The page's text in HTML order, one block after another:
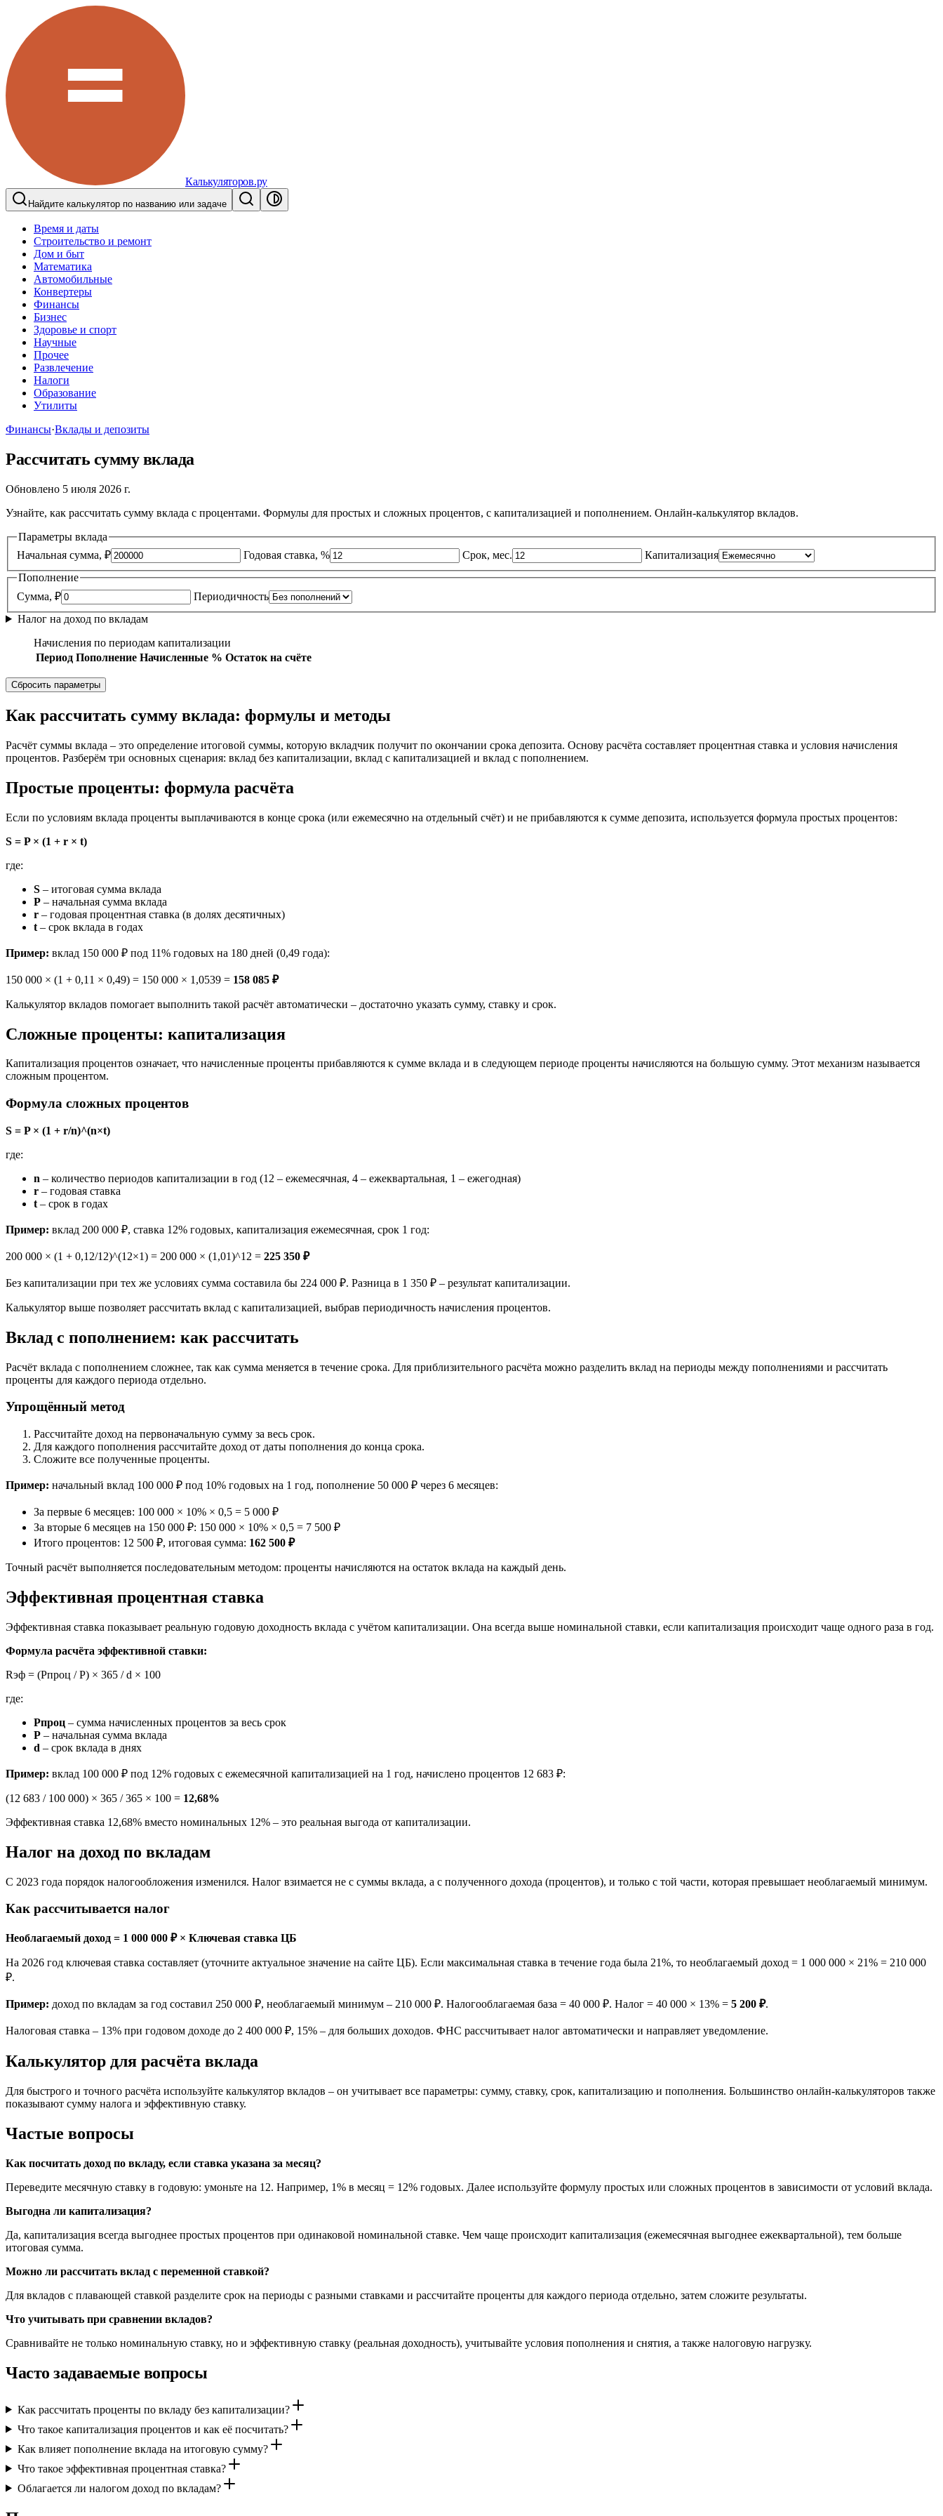
Калькуляторов.ру
Найдите калькулятор по названию или задаче
Время и даты
Строительство и ремонт
Дом и быт
Математика
Автомобильные
Конвертеры
Финансы
Бизнес
Здоровье и спорт
Научные
Прочее
Развлечение
Налоги
Образование
Утилиты
Финансы·Вклады и депозиты
Рассчитать сумму вклада
Обновлено 5 июля 2026 г.
Узнайте, как рассчитать сумму вклада с процентами. Формулы для простых и сложных процентов, с капитализацией и пополнением. Онлайн-калькулятор вкладов.
Параметры вклада
Начальная сумма, ₽
Годовая ставка, % Срок, мес.
Капитализация
Пополнение
Сумма, ₽
Периодичность
Налог на доход по вкладам
Начисления по периодам капитализации
Период Пополнение Начисленные % Остаток на счёте
Сбросить параметры
Как рассчитать сумму вклада: формулы и методы
Расчёт суммы вклада – это определение итоговой суммы, которую вкладчик получит по окончании срока депозита. Основу расчёта составляет процентная ставка и условия начисления
процентов. Разберём три основных сценария: вклад без капитализации, вклад с капитализацией и вклад с пополнением.
Простые проценты: формула расчёта
Если по условиям вклада проценты выплачиваются в конце срока (или ежемесячно на отдельный счёт) и не прибавляются к сумме депозита, используется формула простых процентов:
S = P × (1 + r × t)
где:
S – итоговая сумма вклада
P – начальная сумма вклада
r – годовая процентная ставка (в долях десятичных)
t – срок вклада в годах
Пример: вклад 150 000 ₽ под 11% годовых на 180 дней (0,49 года):
150 000 × (1 + 0,11 × 0,49) = 150 000 × 1,0539 = 158 085 ₽
Калькулятор вкладов помогает выполнить такой расчёт автоматически – достаточно указать сумму, ставку и срок.
Сложные проценты: капитализация
Капитализация процентов означает, что начисленные проценты прибавляются к сумме вклада и в следующем периоде проценты начисляются на большую сумму. Этот механизм называется
сложным процентом.
Формула сложных процентов
S = P × (1 + r/n)^(n×t)
где:
n – количество периодов капитализации в год (12 – ежемесячная, 4 – ежеквартальная, 1 – ежегодная)
r – годовая ставка
t – срок в годах
Пример: вклад 200 000 ₽, ставка 12% годовых, капитализация ежемесячная, срок 1 год:
200 000 × (1 + 0,12/12)^(12×1) = 200 000 × (1,01)^12 = 225 350 ₽
Без капитализации при тех же условиях сумма составила бы 224 000 ₽. Разница в 1 350 ₽ – результат капитализации.
Калькулятор выше позволяет рассчитать вклад с капитализацией, выбрав периодичность начисления процентов.
Вклад с пополнением: как рассчитать
Расчёт вклада с пополнением сложнее, так как сумма меняется в течение срока. Для приблизительного расчёта можно разделить вклад на периоды между пополнениями и рассчитать
проценты для каждого периода отдельно.
Упрощённый метод
Рассчитайте доход на первоначальную сумму за весь срок.
Для каждого пополнения рассчитайте доход от даты пополнения до конца срока.
Сложите все полученные проценты.
Пример: начальный вклад 100 000 ₽ под 10% годовых на 1 год, пополнение 50 000 ₽ через 6 месяцев:
За первые 6 месяцев: 100 000 × 10% × 0,5 = 5 000 ₽
За вторые 6 месяцев на 150 000 ₽: 150 000 × 10% × 0,5 = 7 500 ₽
Итого процентов: 12 500 ₽, итоговая сумма: 162 500 ₽
Точный расчёт выполняется последовательным методом: проценты начисляются на остаток вклада на каждый день.
Эффективная процентная ставка
Эффективная ставка показывает реальную годовую доходность вклада с учётом капитализации. Она всегда выше номинальной ставки, если капитализация происходит чаще одного раза в год.
Формула расчёта эффективной ставки:
Rэф = (Pпроц / P) × 365 / d × 100
где:
Pпроц – сумма начисленных процентов за весь срок
P – начальная сумма вклада
d – срок вклада в днях
Пример: вклад 100 000 ₽ под 12% годовых с ежемесячной капитализацией на 1 год, начислено процентов 12 683 ₽:
(12 683 / 100 000) × 365 / 365 × 100 = 12,68%
Эффективная ставка 12,68% вместо номинальных 12% – это реальная выгода от капитализации.
Налог на доход по вкладам
С 2023 года порядок налогообложения изменился. Налог взимается не с суммы вклада, а с полученного дохода (процентов), и только с той части, которая превышает необлагаемый минимум.
Как рассчитывается налог
Необлагаемый доход = 1 000 000 ₽ × Ключевая ставка ЦБ
На 2026 год ключевая ставка составляет (уточните актуальное значение на сайте ЦБ). Если максимальная ставка в течение года была 21%, то необлагаемый доход = 1 000 000 × 21% = 210 000
₽.
Пример: доход по вкладам за год составил 250 000 ₽, необлагаемый минимум – 210 000 ₽. Налогооблагаемая база = 40 000 ₽. Налог = 40 000 × 13% = 5 200 ₽.
Налоговая ставка – 13% при годовом доходе до 2 400 000 ₽, 15% – для больших доходов. ФНС рассчитывает налог автоматически и направляет уведомление.
Калькулятор для расчёта вклада
Для быстрого и точного расчёта используйте калькулятор вкладов – он учитывает все параметры: сумму, ставку, срок, капитализацию и пополнения. Большинство онлайн-калькуляторов также
показывают сумму налога и эффективную ставку.
Частые вопросы
Как посчитать доход по вкладу, если ставка указана за месяц?
Переведите месячную ставку в годовую: умоньте на 12. Например, 1% в месяц = 12% годовых. Далее используйте формулу простых или сложных процентов в зависимости от условий вклада.
Выгодна ли капитализация?
Да, капитализация всегда выгоднее простых процентов при одинаковой номинальной ставке. Чем чаще происходит капитализация (ежемесячная выгоднее ежеквартальной), тем больше
итоговая сумма.
Можно ли рассчитать вклад с переменной ставкой?
Для вкладов с плавающей ставкой разделите срок на периоды с разными ставками и рассчитайте проценты для каждого периода отдельно, затем сложите результаты.
Что учитывать при сравнении вкладов?
Сравнивайте не только номинальную ставку, но и эффективную ставку (реальная доходность), учитывайте условия пополнения и снятия, а также налоговую нагрузку.
Часто задаваемые вопросы
Как рассчитать проценты по вкладу без капитализации?
Что такое капитализация процентов и как её посчитать?
Как влияет пополнение вклада на итоговую сумму?
Что такое эффективная процентная ставка?
Облагается ли налогом доход по вкладам?